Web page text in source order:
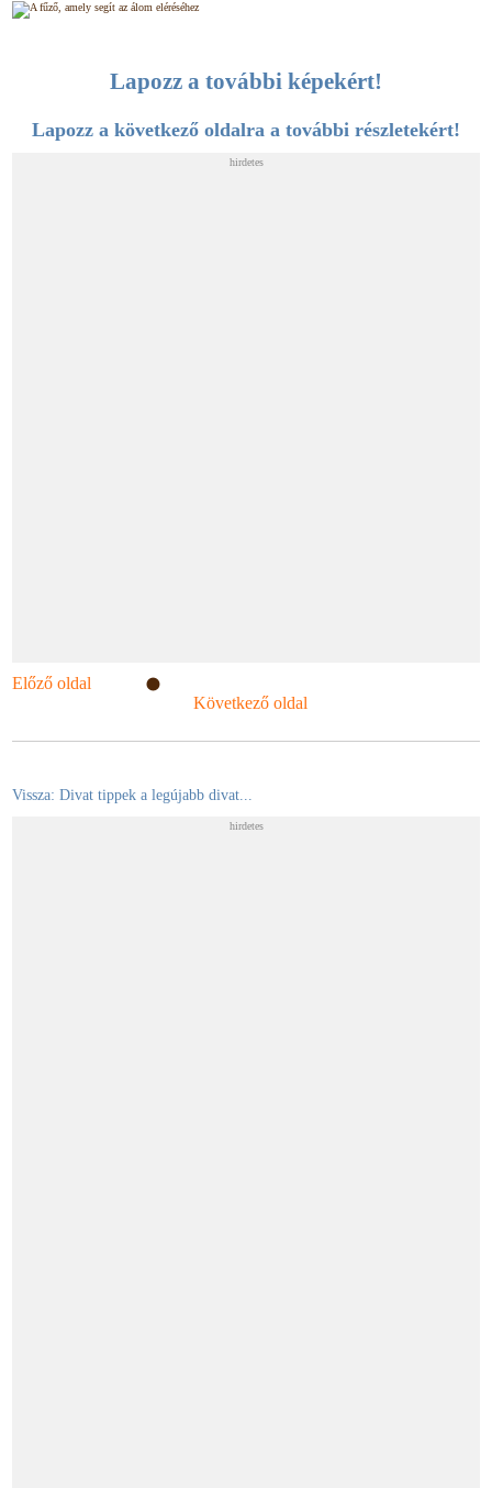
Lapozz a további képekért!
Lapozz a következő oldalra a további részletekért!
hirdetes
Előző oldal
Következő oldal
Vissza: Divat tippek a legújabb divat...
hirdetes